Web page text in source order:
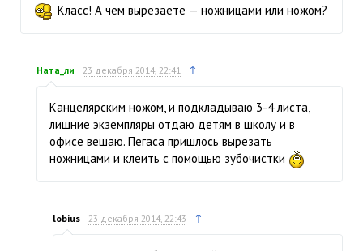
Класс! А чем вырезаете — ножницами или ножом?
Ната_ли 23 декабря 2014, 22:41 ↑
Канцелярским ножом, и подкладываю 3-4 листа,
лишние экземпляры отдаю детям в школу и в
офисе вешаю. Пегаса пришлось вырезать
ножницами и клеить с помощью зубочистки
lobius 23 декабря 2014, 22:43 ↑